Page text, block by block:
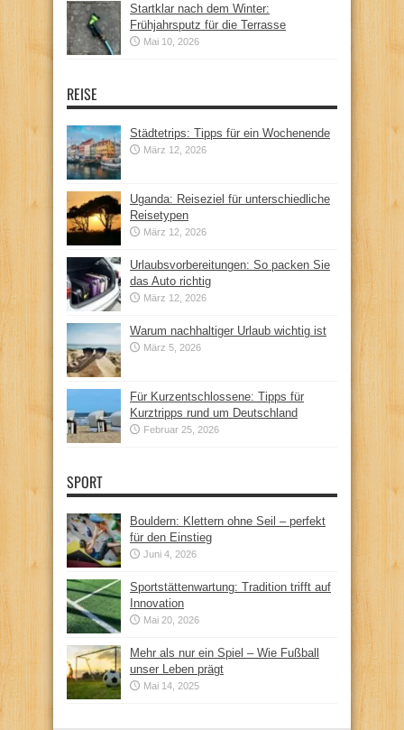
Startklar nach dem Winter:
Frühjahrsputz für die Terrasse
Mai 10, 2026
REISE
Städtetrips: Tipps für ein Wochenende
März 12, 2026
Uganda: Reiseziel für unterschiedliche
Reisetypen
März 12, 2026
Urlaubsvorbereitungen: So packen Sie
das Auto richtig
März 12, 2026
Warum nachhaltiger Urlaub wichtig ist
März 5, 2026
Für Kurzentschlossene: Tipps für
Kurztripps rund um Deutschland
Februar 25, 2026
SPORT
Bouldern: Klettern ohne Seil – perfekt
für den Einstieg
Juni 4, 2026
Sportstättenwartung: Tradition trifft auf
Innovation
Mai 20, 2026
Mehr als nur ein Spiel – Wie Fußball
unser Leben prägt
Mai 14, 2025